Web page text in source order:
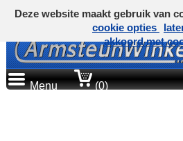
Menu (0)
Deze website maakt gebruik van
cookie opties
akkoord met